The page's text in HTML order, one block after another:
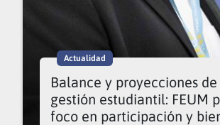
Actualidad
Balance y proyecciones
gestión estudiantil: FEUM
foco en participación y